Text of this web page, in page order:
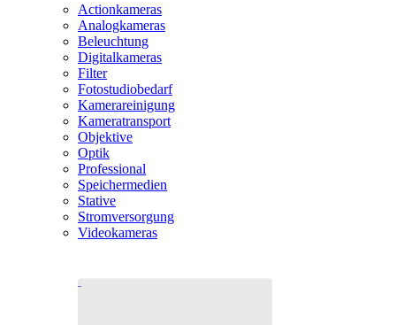
Actionkameras
Analogkameras
Beleuchtung
Digitalkameras
Filter
Fotostudiobedarf
Kamerareinigung
Kameratransport
Objektive
Optik
Professional
Speichermedien
Stative
Stromversorgung
Videokameras